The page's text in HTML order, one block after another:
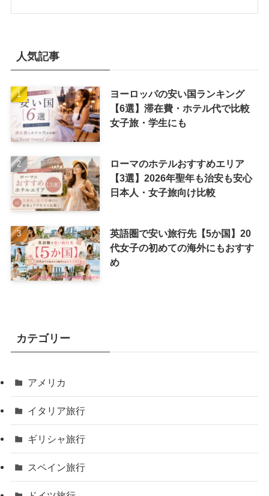
人気記事
ヨーロッパの安い国ランキング
【6選】滞在費・ホテル代で比較
女子旅・学生にも
ローマのホテルおすすめエリア
【3選】2026年聖年も治安も安心
日本人・女子旅向け比較
英語圏で安い旅行先【5か国】20
代女子の初めての海外にもおすす
め
カテゴリー
アメリカ
イタリア旅行
ギリシャ旅行
スペイン旅行